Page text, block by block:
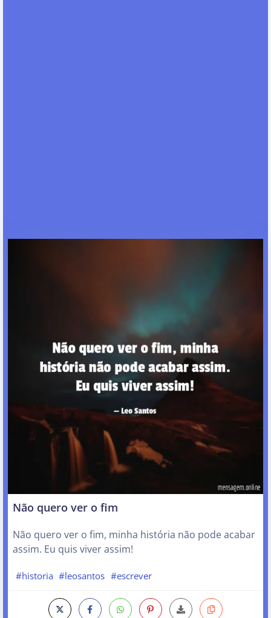
Não quero ver o fim
Não quero ver o fim, minha história não pode acabar
assim. Eu quis viver assim!
#historia #leosantos #escrever